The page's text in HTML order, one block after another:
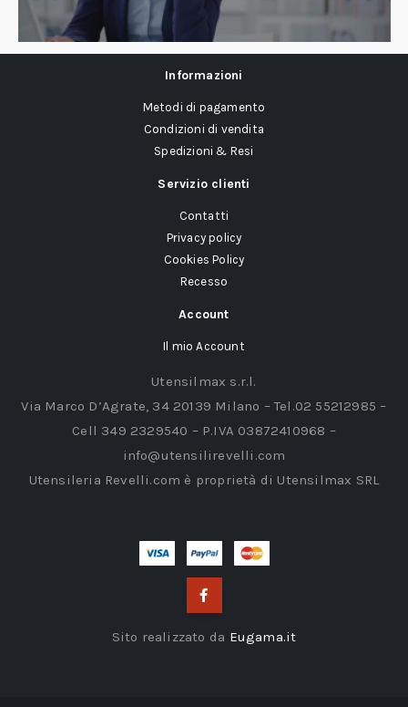
Informazioni
Metodi di pagamento
Condizioni di vendita
Spedizioni & Resi
Servizio clienti
Contatti
Privacy policy
Cookies Policy
Recesso
Account
Il mio Account
Utensilmax s.r.l.
Via Marco D’Agrate, 34 20139 Milano – Tel.02 55212985 –
Cell 349 2329540 – P.IVA 03872410968 –
info@utensilirevelli.com
Utensileria Revelli.com è proprietà di Utensilmax SRL
Sito realizzato da Eugama.it